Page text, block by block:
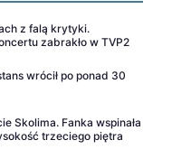
z falą krytyki.
zabrakło w TVP2
wrócił po ponad 30
Skolima. Fanka wspinała
trzeciego piętra